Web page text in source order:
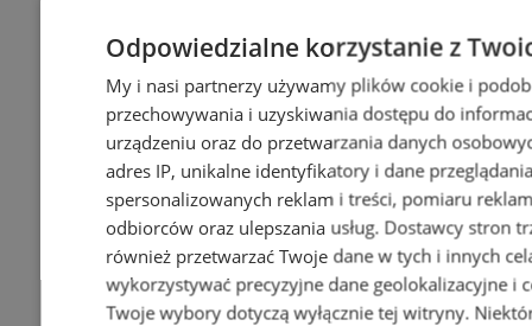
Odpowiedzialne korzystanie z
My i nasi partnerzy używamy plików cookie i
przechowywania i uzyskiwania dostępu do
urządzeniu oraz do przetwarzania danych
adres IP, unikalne identyfikatory i dane
spersonalizowanych reklam i treści, pomiaru
odbiorców oraz ulepszania usług. Dostawcy stron
również przetwarzać Twoje dane w tych i innych
wykorzystywać precyzyjne dane geolokalizacyjne i
Twoje wybory dotyczą wyłącznie tej witryny.